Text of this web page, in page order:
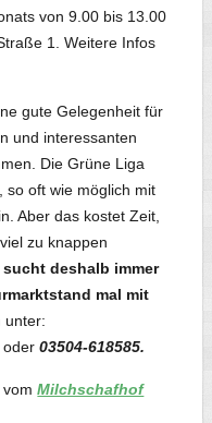
von 9.00 bis 13.00
1. Weitere Infos
gute Gelegenheit für
und interessanten
Die Grüne Liga
so oft wie möglich mit
Aber das kostet Zeit,
zu knappen
sucht deshalb immer
mal mit
unter:
oder03504-618585.
vomMilchschafhof